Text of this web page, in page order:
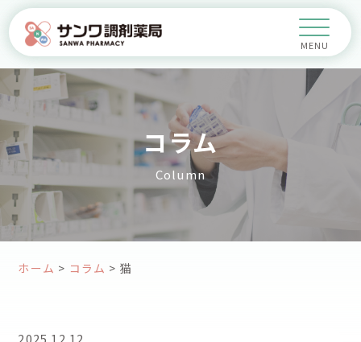
コラム
Column
ホーム > コラム > 猫
2025.12.12